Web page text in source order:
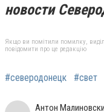
новости
Якщо ви помітили помилку,
повідомити про це редакцію
#северодонецк #свет
Антон